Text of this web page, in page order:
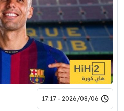
2026/08/06 - 17:17